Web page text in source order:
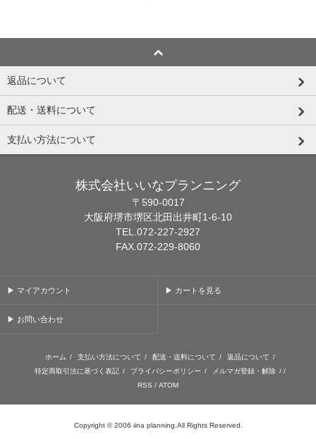
返品について
配送・送料について
支払い方法について
株式会社いいなプランニング
〒590-0017
大阪府堺市堺区北田出井町1-6-10
TEL.072-227-2927
FAX.072-229-8060
▶ マイアカウント ▶ カートを見る
▶ お問い合わせ
ホーム / 支払い方法について / 配送・送料について / 返品について /
特定商取引法に基づく表記 / プライバシーポリシー / メルマガ登録・解除 / /
RSS / ATOM
Copyright © 2006 iina planning.All Rights Reserved.